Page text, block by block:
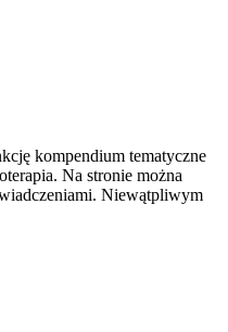
kompendium tematyczne
Na stronie można
Niewątpliwym